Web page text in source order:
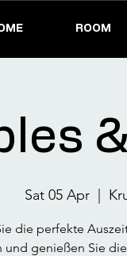
ROOM
Sat 05 Apr
die perfekte
und genießen Sie